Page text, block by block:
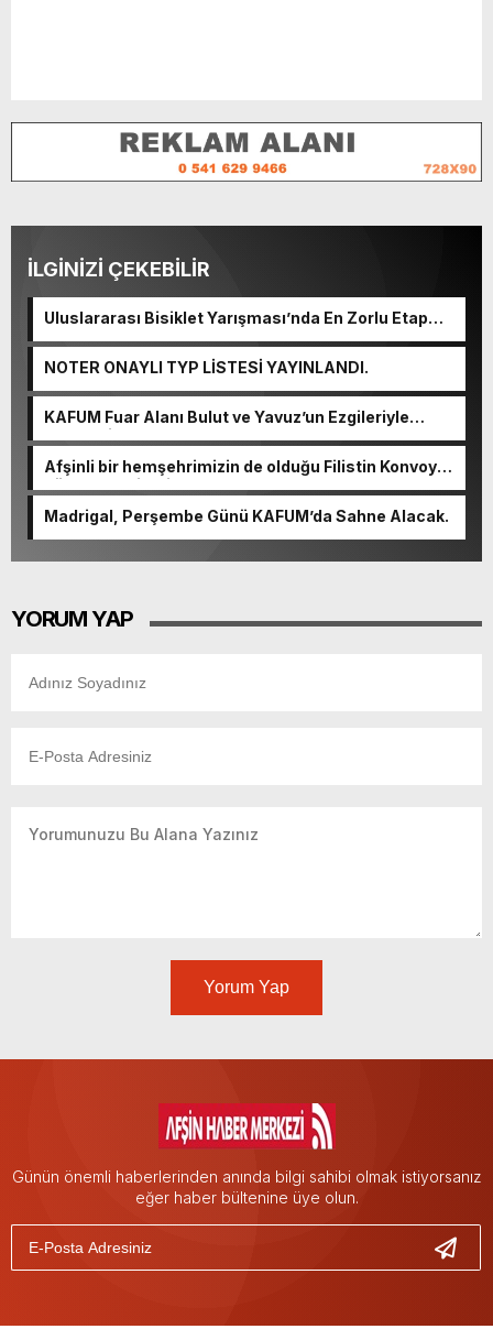
İLGİNİZİ ÇEKEBİLİR
Uluslararası Bisiklet Yarışması’nda En Zorlu Etap
NOTER ONAYLI TYP LİSTESİ YAYINLANDI.
KAFUM Fuar Alanı Bulut ve Yavuz’un Ezgileriyle
Şenlendi.
Afşinli bir hemşehrimizin de olduğu Filistin Konvoyu,
güçlenerek ilerliyor.
Madrigal, Perşembe Günü KAFUM’da Sahne Alacak.
YORUM YAP
Yorum Yap
Günün önemli haberlerinden anında bilgi sahibi olmak istiyorsanız
eğer haber bültenine üye olun.